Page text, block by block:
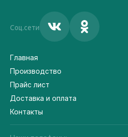
Соц.сети
Главная
Производство
Прайс лист
Доставка и оплата
Контакты